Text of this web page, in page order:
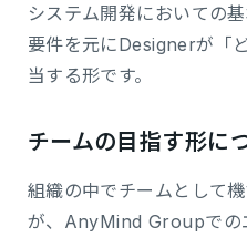
システム開発においての
要件を元にDesignerが「
当する形です。
チームの目指す形に
組織の中でチームとして
が、AnyMind Groupでの